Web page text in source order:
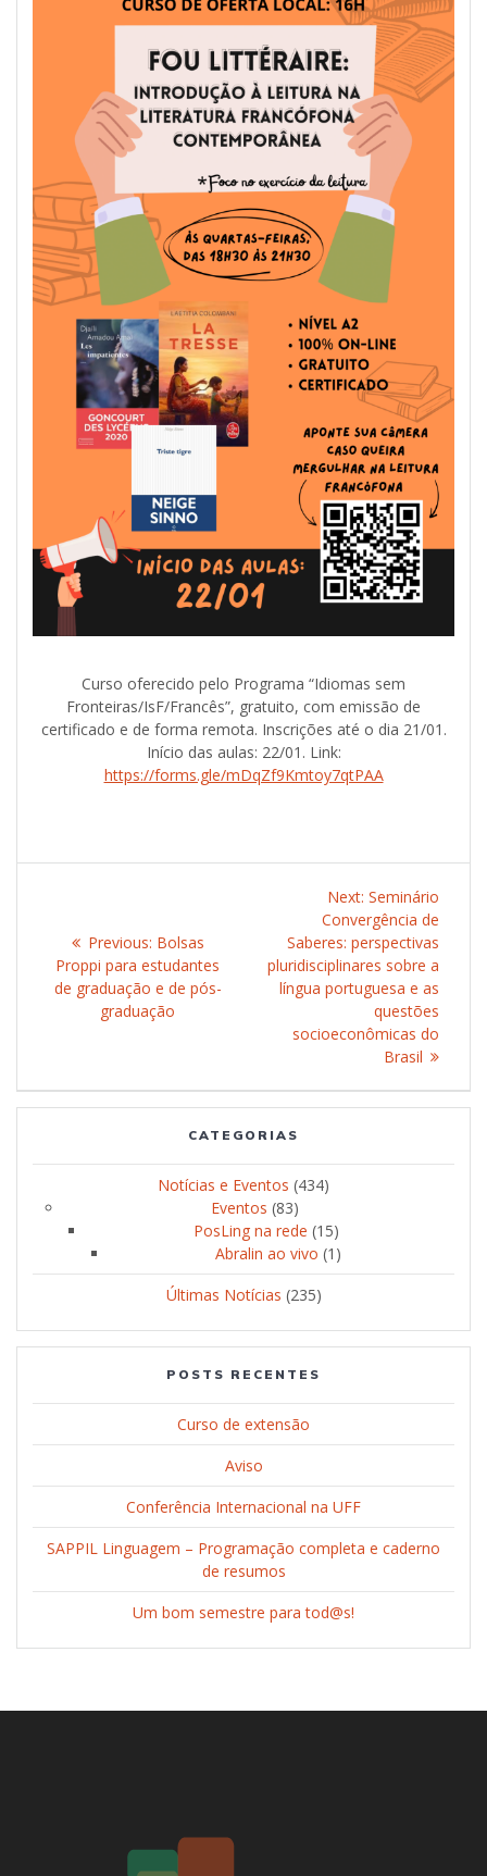
Curso oferecido pelo Programa “Idiomas sem
Fronteiras/IsF/Francês”, gratuito, com emissão de
certificado e de forma remota. Inscrições até o dia 21/01.
Início das aulas: 22/01. Link:
https://forms.gle/mDqZf9Kmtoy7qtPAA
navigation
Previous: Previous
post:
Bolsas
Proppi para estudantes
de graduação e de pós-
graduação
Next: Next
post:
Seminário
Convergência de
Saberes: perspectivas
pluridisciplinares sobre a
língua portuguesa e as
questões
socioeconômicas do
Brasil
CATEGORIAS
Notícias e Eventos (434)
Eventos (83)
PosLing na rede (15)
Abralin ao vivo (1)
Últimas Notícias (235)
POSTS RECENTES
Curso de extensão
Aviso
Conferência Internacional na UFF
SAPPIL Linguagem – Programação completa e caderno
de resumos
Um bom semestre para tod@s!